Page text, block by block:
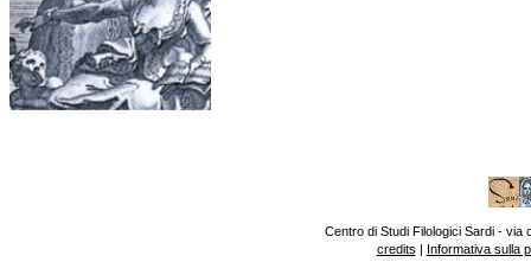
Centro di Studi Filologici Sardi - via
credits | Informativa sulla